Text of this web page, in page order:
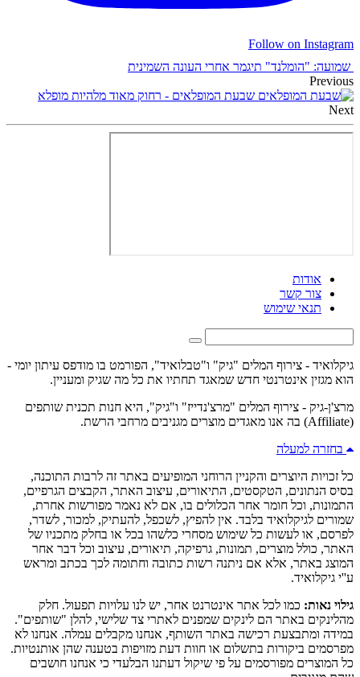
Follow on Instagram
שמועה: "הומלנד" תיגמר אחרי העונה השמינית
Previous
שבעת המופלאים - רחוק מאוד מלהיות מופלא
Next
אודות
צור קשר
תנאי שימוש
גיקלואיד - צירוף המלים "גיק" ו"טבלואיד", הפורמט בו מודפס עיתון יומי -
הוא מגזין אינטרנטי חדש שמאגד תחתיו את כל מה שגיק ומעניין.
מרצ'ן-גיק - צירוף המלים "מרצ'נדייז" ו"גיק", היא חנות תכנית שותפים
(Affiliate) בה אנו מאגדים מוצרים מגניבים מרחבי הרשת.
בחזרה למעלה
כל זכויות היוצרים והקניין הרוחני המופיעים באתר זה לרבות התוכנה,
בסיס הנתונים, הטקסטים, התיאורים, עיצוב האתר, הקבצים הגרפיים,
התמונות, וכל חומר אחר הכלולים בו, אם לא נאמר מפורשות אחרת,
שמורים לגיקלואיד בלבד. אין להפיץ, לשכפל, להעתיק, למכור, לשדר,
לפרסם, או לעשות כל שימוש מסחרי כלשהו בכל או בחלק מתכניו של
האתר, כולל מוצרים, תמונות, גרפיקה, תיאורים, עיצוב וכל דבר אחר
המוצג באתר, אלא אם ניתנה רשות כתובה וחתומה לכך בכתב ומראש
ע''י גיקלואיד.
גילוי נאות: כמו לכל אתר אינטרנט אחר, יש לנו עלויות תפעול. חלק
מהלינקים באתר הם לינקים שמפנים לאתרי צד שלישי, להלן "שותפים".
במידה ומתבצעת רכישה באתר השותף, אנחנו מקבלים עמלה. אנחנו לא
מפרסמים ביקורות בתשלום או חוות דעת מזויפות בטענה שהן אותנטיות.
כל המוצרים מפורסמים על פי שיקול דעתנו הבלעדי כי אנחנו חושבים